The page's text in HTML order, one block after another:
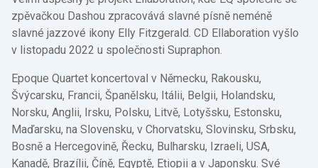
zpěvačkou Dashou zpracovává slavné písně neméně
slavné jazzové ikony Elly Fitzgerald. CD Ellaboration vyšlo
v listopadu 2022 u společnosti Supraphon.
Epoque Quartet koncertoval v Německu, Rakousku,
Švýcarsku, Francii, Španělsku, Itálii, Belgii, Holandsku,
Norsku, Anglii, Irsku, Polsku, Litvě, Lotyšsku, Estonsku,
Maďarsku, na Slovensku, v Chorvatsku, Slovinsku, Srbsku,
Bosně a Hercegovině, Řecku, Bulharsku, Izraeli, USA,
Kanadě, Brazílii, Číně, Egyptě, Etiopii a v Japonsku. Své